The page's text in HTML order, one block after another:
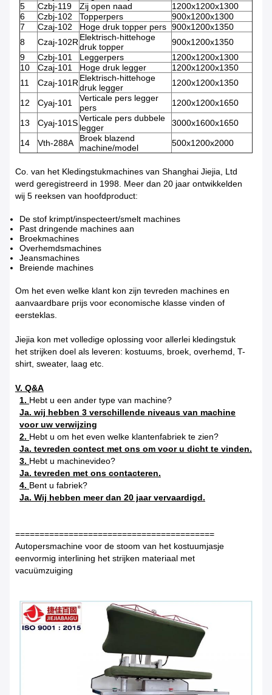
5
Czbj-119 Zij open naad
1200x1200x1300
6
Czbj-102 Topperpers
900x1200x1300
7
Czaj-102 Hoge druk topper pers 900x1200x1350
8
Czaj-102RElektrisch-hittehoge
druk topper
900x1200x1350
9
Czbj-101 Leggerpers
1200x1200x1300
10
Czaj-101 Hoge druk legger
1200x1200x1350
11
Czaj-101RElektrisch-hittehoge
druk legger
1200x1200x1350
12 Cyaj-101
Verticale pers legger
pers
1200x1200x1650
13 Cyaj-101SVerticale pers dubbele
legger
3000x1600x1650
14 Vth-288A
Broek blazend
machine/model
500x1200x2000
Co. van het Kledingstukmachines van Shanghai Jiejia, Ltd
werd geregistreerd in 1998. Meer dan 20 jaar ontwikkelden
wij 5 reeksen van hoofdproduct:
De stof krimpt/inspecteert/smelt machines
Past dringende machines aan
Broekmachines
Overhemdsmachines
Jeansmachines
Breiende machines
Om het even welke klant kon zijn tevreden machines en
aanvaardbare prijs voor economische klasse vinden of
eersteklas.
Jiejia kon met volledige oplossing voor allerlei kledingstuk
het strijken doel als leveren: kostuums, broek, overhemd, T-
shirt, sweater, laag etc.
V. Q&A
1. Hebt u een ander type van machine?
Ja. wij hebben 3 verschillende niveaus van machine
voor uw verwijzing
2. Hebt u om het even welke klantenfabriek te zien?
Ja. tevreden contect met ons om voor u dicht te vinden.
3. Hebt u machinevideo?
Ja. tevreden met ons contacteren.
4. Bent u fabriek?
Ja. Wij hebben meer dan 20 jaar vervaardigd.
=========================================
Autopersmachine voor de stoom van het kostuumjasje
eenvormig interlining het strijken materiaal met
vacuümzuiging